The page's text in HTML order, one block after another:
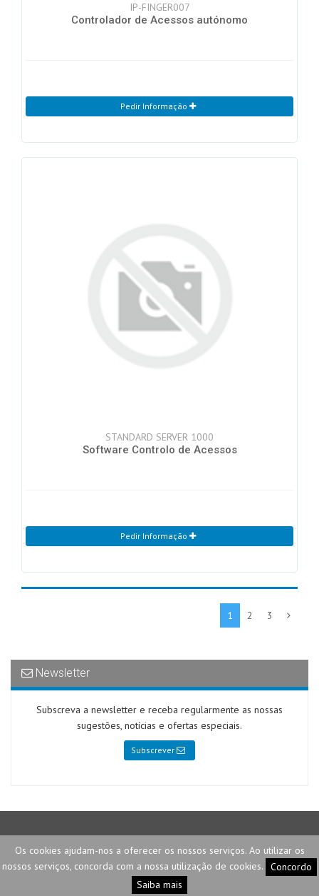
Os cookies ajudam-nos a oferecer os nossos serviços. Ao utilizar os
nossos serviços, concorda com a nossa utilização de cookies.
Concordo
Saiba mais
IP-FINGER007
Controlador de Acessos autónomo
Pedir Informação
STANDARD SERVER 1000
Software Controlo de Acessos
Pedir Informação
1 2 3
Newsletter
Subscreva a newsletter e receba regularmente as nossas
sugestões, notícias e ofertas especiais.
Subscrever
2026 © Telemax | Privacidade e Segurança| Termos e Condições
Desenvolvido porFastluza